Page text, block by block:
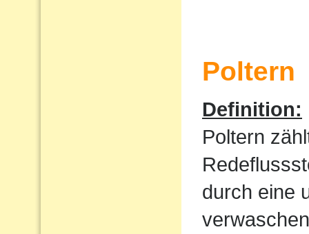
Poltern
Definition:
Poltern
durch eine